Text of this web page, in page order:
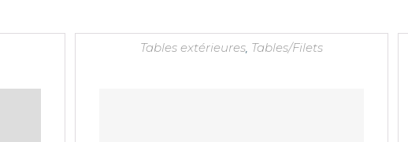
Tables extérieures, Tables/Filets